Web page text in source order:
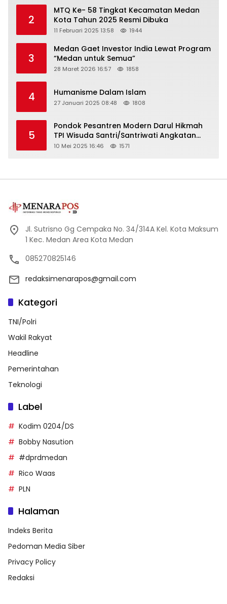
2
MTQ Ke- 58 Tingkat Kecamatan Medan
Kota Tahun 2025 Resmi Dibuka
11 Februari 2025 13:58 1944
3
Medan Gaet Investor India Lewat Program
“Medan untuk Semua”
28 Maret 2026 16:57 1858
4 Humanisme Dalam Islam
27 Januari 2025 08:48 1808
5
Pondok Pesantren Modern Darul Hikmah
TPI Wisuda Santri/Santriwati Angkatan
XXXIII
10 Mei 2025 16:46 1571
Jl. Sutrisno Gg Cempaka No. 34/314A Kel. Kota Maksum
1 Kec. Medan Area Kota Medan
085270825146
redaksimenarapos@gmail.com
Kategori
TNI/Polri
Wakil Rakyat
Headline
Pemerintahan
Teknologi
Label
Kodim 0204/DS
Bobby Nasution
#dprdmedan
Rico Waas
PLN
Halaman
Indeks Berita
Pedoman Media Siber
Privacy Policy
Redaksi